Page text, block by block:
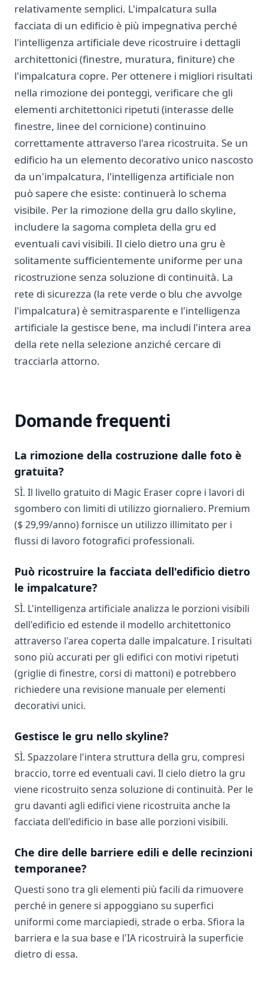
relativamente semplici. L'impalcatura sulla
facciata di un edificio è più impegnativa perché
l'intelligenza artificiale deve ricostruire i dettagli
architettonici (finestre, muratura, finiture) che
l'impalcatura copre. Per ottenere i migliori risultati
nella rimozione dei ponteggi, verificare che gli
elementi architettonici ripetuti (interasse delle
finestre, linee del cornicione) continuino
correttamente attraverso l'area ricostruita. Se un
edificio ha un elemento decorativo unico nascosto
da un'impalcatura, l'intelligenza artificiale non
può sapere che esiste: continuerà lo schema
visibile. Per la rimozione della gru dallo skyline,
includere la sagoma completa della gru ed
eventuali cavi visibili. Il cielo dietro una gru è
solitamente sufficientemente uniforme per una
ricostruzione senza soluzione di continuità. La
rete di sicurezza (la rete verde o blu che avvolge
l'impalcatura) è semitrasparente e l'intelligenza
artificiale la gestisce bene, ma includi l'intera area
della rete nella selezione anziché cercare di
tracciarla attorno.
Domande frequenti
La rimozione della costruzione dalle foto è
gratuita?
SÌ. Il livello gratuito di Magic Eraser copre i lavori di
sgombero con limiti di utilizzo giornaliero. Premium
($ 29,99/anno) fornisce un utilizzo illimitato per i
flussi di lavoro fotografici professionali.
Può ricostruire la facciata dell'edificio dietro
le impalcature?
SÌ. L'intelligenza artificiale analizza le porzioni visibili
dell'edificio ed estende il modello architettonico
attraverso l'area coperta dalle impalcature. I risultati
sono più accurati per gli edifici con motivi ripetuti
(griglie di finestre, corsi di mattoni) e potrebbero
richiedere una revisione manuale per elementi
decorativi unici.
Gestisce le gru nello skyline?
SÌ. Spazzolare l'intera struttura della gru, compresi
braccio, torre ed eventuali cavi. Il cielo dietro la gru
viene ricostruito senza soluzione di continuità. Per le
gru davanti agli edifici viene ricostruita anche la
facciata dell'edificio in base alle porzioni visibili.
Che dire delle barriere edili e delle recinzioni
temporanee?
Questi sono tra gli elementi più facili da rimuovere
perché in genere si appoggiano su superfici
uniformi come marciapiedi, strade o erba. Sfiora la
barriera e la sua base e l'IA ricostruirà la superficie
dietro di essa.